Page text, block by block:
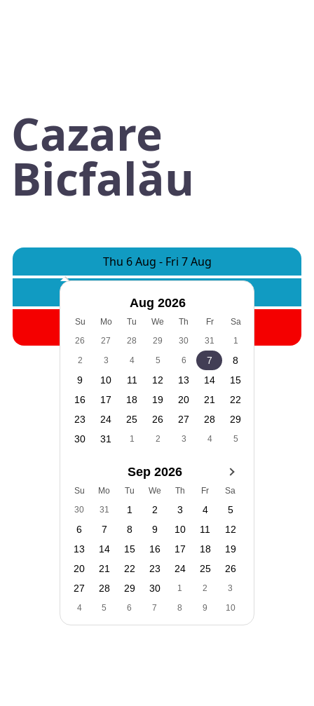
Cazare
Bicfalău
Thu 6 Aug - Fri 7 Aug
Cauta
Aug 2026
Su Mo Tu We Th Fr
Sa
26
27 28 29 30 31
1
2
3 4 5 6 7
8
9
10 11 12 13 14
15
16
17 18 19 20 21
22
23
24 25 26 27 28
29
30
31 1 2 3 4 5
Sep 2026
Su Mo Tu We Th Fr
Sa
30
31 1 2 3 4
5
6
7 8 9 10 11
12
13
14 15 16 17 18
19
20
21 22 23 24 25
26
27
28 29 30 1 2
3
4
5 6 7 8 9 10